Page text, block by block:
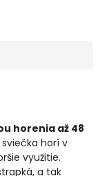
horenia až 48
horí v
využitie.
a tak